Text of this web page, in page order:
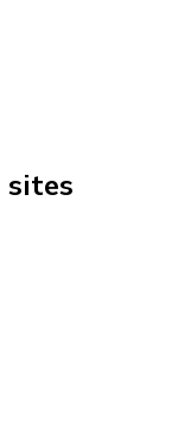
sites